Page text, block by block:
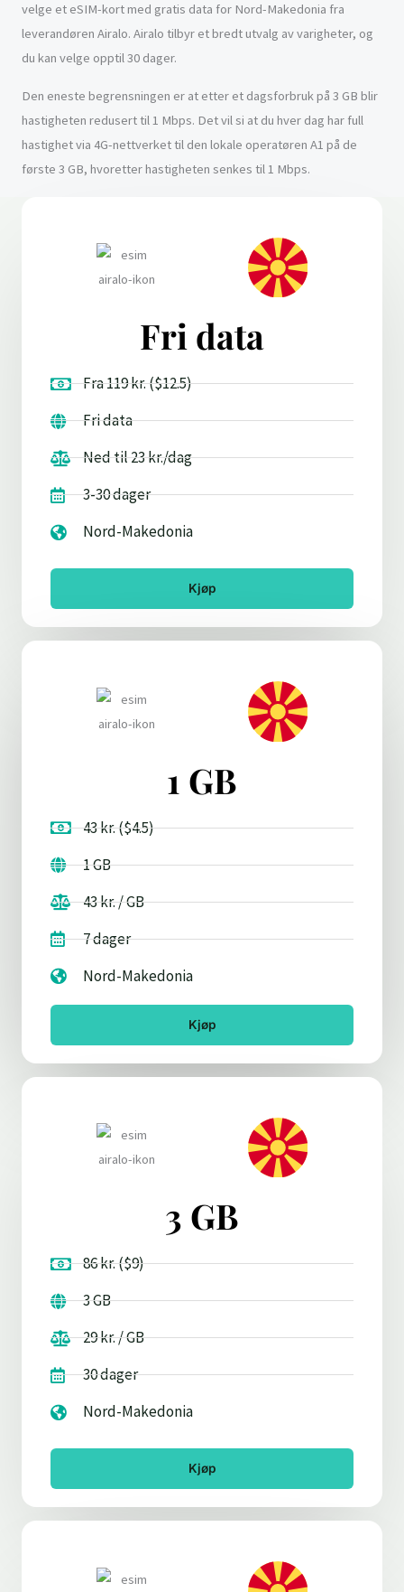
velge et eSIM-kort med gratis data for Nord-Makedonia fra
leverandøren Airalo. Airalo tilbyr et bredt utvalg av varigheter, og
du kan velge opptil 30 dager.
Den eneste begrensningen er at etter et dagsforbruk på 3 GB blir
hastigheten redusert til 1 Mbps. Det vil si at du hver dag har full
hastighet via 4G-nettverket til den lokale operatøren A1 på de
første 3 GB, hvoretter hastigheten senkes til 1 Mbps.
Fri data
Fra 119 kr. ($12.5)
Fri data
Ned til 23 kr./dag
3-30 dager
Nord-Makedonia
Kjøp
1 GB
43 kr. ($4.5)
1 GB
43 kr. / GB
7 dager
Nord-Makedonia
Kjøp
3 GB
86 kr. ($9)
3 GB
29 kr. / GB
30 dager
Nord-Makedonia
Kjøp